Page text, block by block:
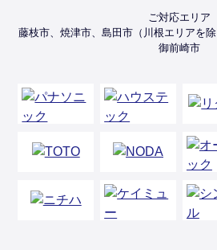
ご対応エリア
藤枝市、焼津市、島田市（川根エリアを除
御前崎市